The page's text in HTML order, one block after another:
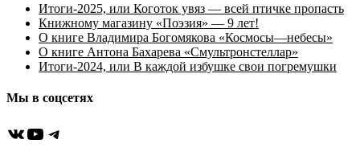
Итоги-2025, или Коготок увяз — всей птичке пропасть
Книжному магазину «Поэзия» — 9 лет!
О книге Владимира Богомякова «Космосы—небесы»
О книге Антона Бахарева «Смультронстеллар»
Итоги-2024, или В каждой избушке свои погремушки
Мы в соцсетях
ВКонтакте
YouTube
Telegram